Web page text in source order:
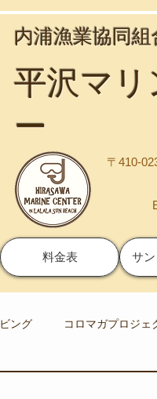
内浦漁業協同組
平沢マリ
ー
〒410-
料金表 サ
ング コロマガプロジェ
アカ